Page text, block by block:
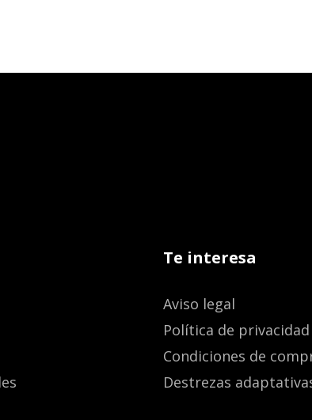
Te interesa
Aviso legal
Política de privacidad
Condiciones de
Destrezas